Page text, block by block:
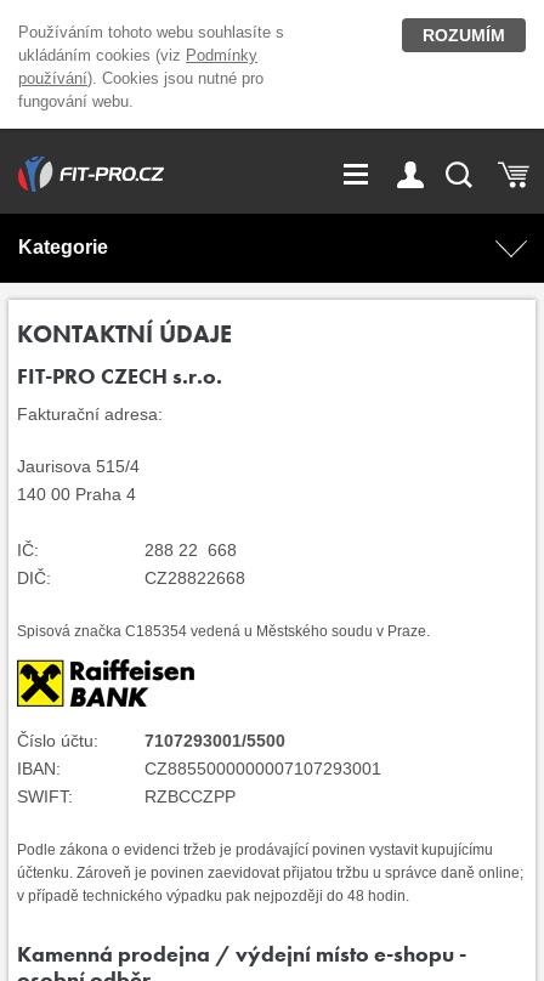
Používáním tohoto webu souhlasíte s
ukládáním cookies (viz Podmínky
používání). Cookies jsou nutné pro
fungování webu.
ROZUMÍM
GDPR
Kariéra
Přihlášení
Kategorie
Doplňky stravy
KONTAKTNÍ ÚDAJE
FIT-PRO CZECH s.r.o.
Fakturační adresa:
Jaurisova 515/4
140 00 Praha 4
IČ:
288 22 668
DIČ:
CZ28822668
Spisová značka C185354 vedená u Městského soudu v Praze.
Číslo účtu:
7107293001/5500
IBAN:
CZ8855000000007107293001
SWIFT:
RZBCCZPP
Podle zákona o evidenci tržeb je prodávající povinen vystavit kupujícímu
účtenku. Zároveň je povinen zaevidovat přijatou tržbu u správce daně online;
v případě technického výpadku pak nejpozději do 48 hodin.
Kamenná prodejna / výdejní místo e-shopu -